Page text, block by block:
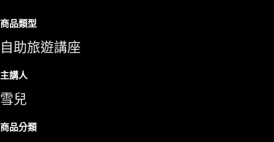
商品類型
自助旅遊講座
主講人
雪兒
商品分類